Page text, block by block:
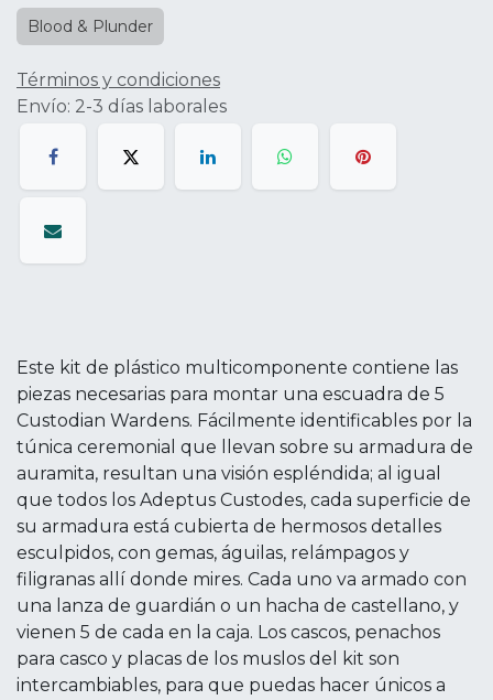
Blood & Plunder
Términos y condiciones
Envío: 2-3 días laborales
Este kit de plástico multicomponente contiene las
piezas necesarias para montar una escuadra de 5
Custodian Wardens. Fácilmente identificables por la
túnica ceremonial que llevan sobre su armadura de
auramita, resultan una visión espléndida; al igual
que todos los Adeptus Custodes, cada superficie de
su armadura está cubierta de hermosos detalles
esculpidos, con gemas, águilas, relámpagos y
filigranas allí donde mires. Cada uno va armado con
una lanza de guardián o un hacha de castellano, y
vienen 5 de cada en la caja. Los cascos, penachos
para casco y placas de los muslos del kit son
intercambiables, para que puedas hacer únicos a